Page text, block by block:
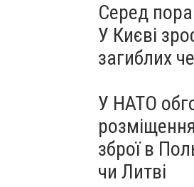
Серед
У Києві
загиблих
У НАТО
зброї в
чи Литві